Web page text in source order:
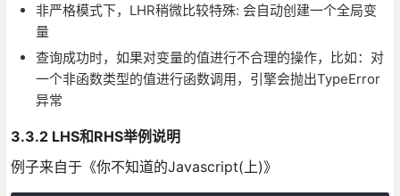
非严格模式下，LHR稍微比较特殊: 会自动创建一个全局变
量
查询成功时，如果对变量的值进行不合理的操作，比如：对
一个非函数类型的值进行函数调用，引擎会抛出TypeError
异常
3.3.2 LHS和RHS举例说明
例子来自于《你不知道的Javascript(上)》